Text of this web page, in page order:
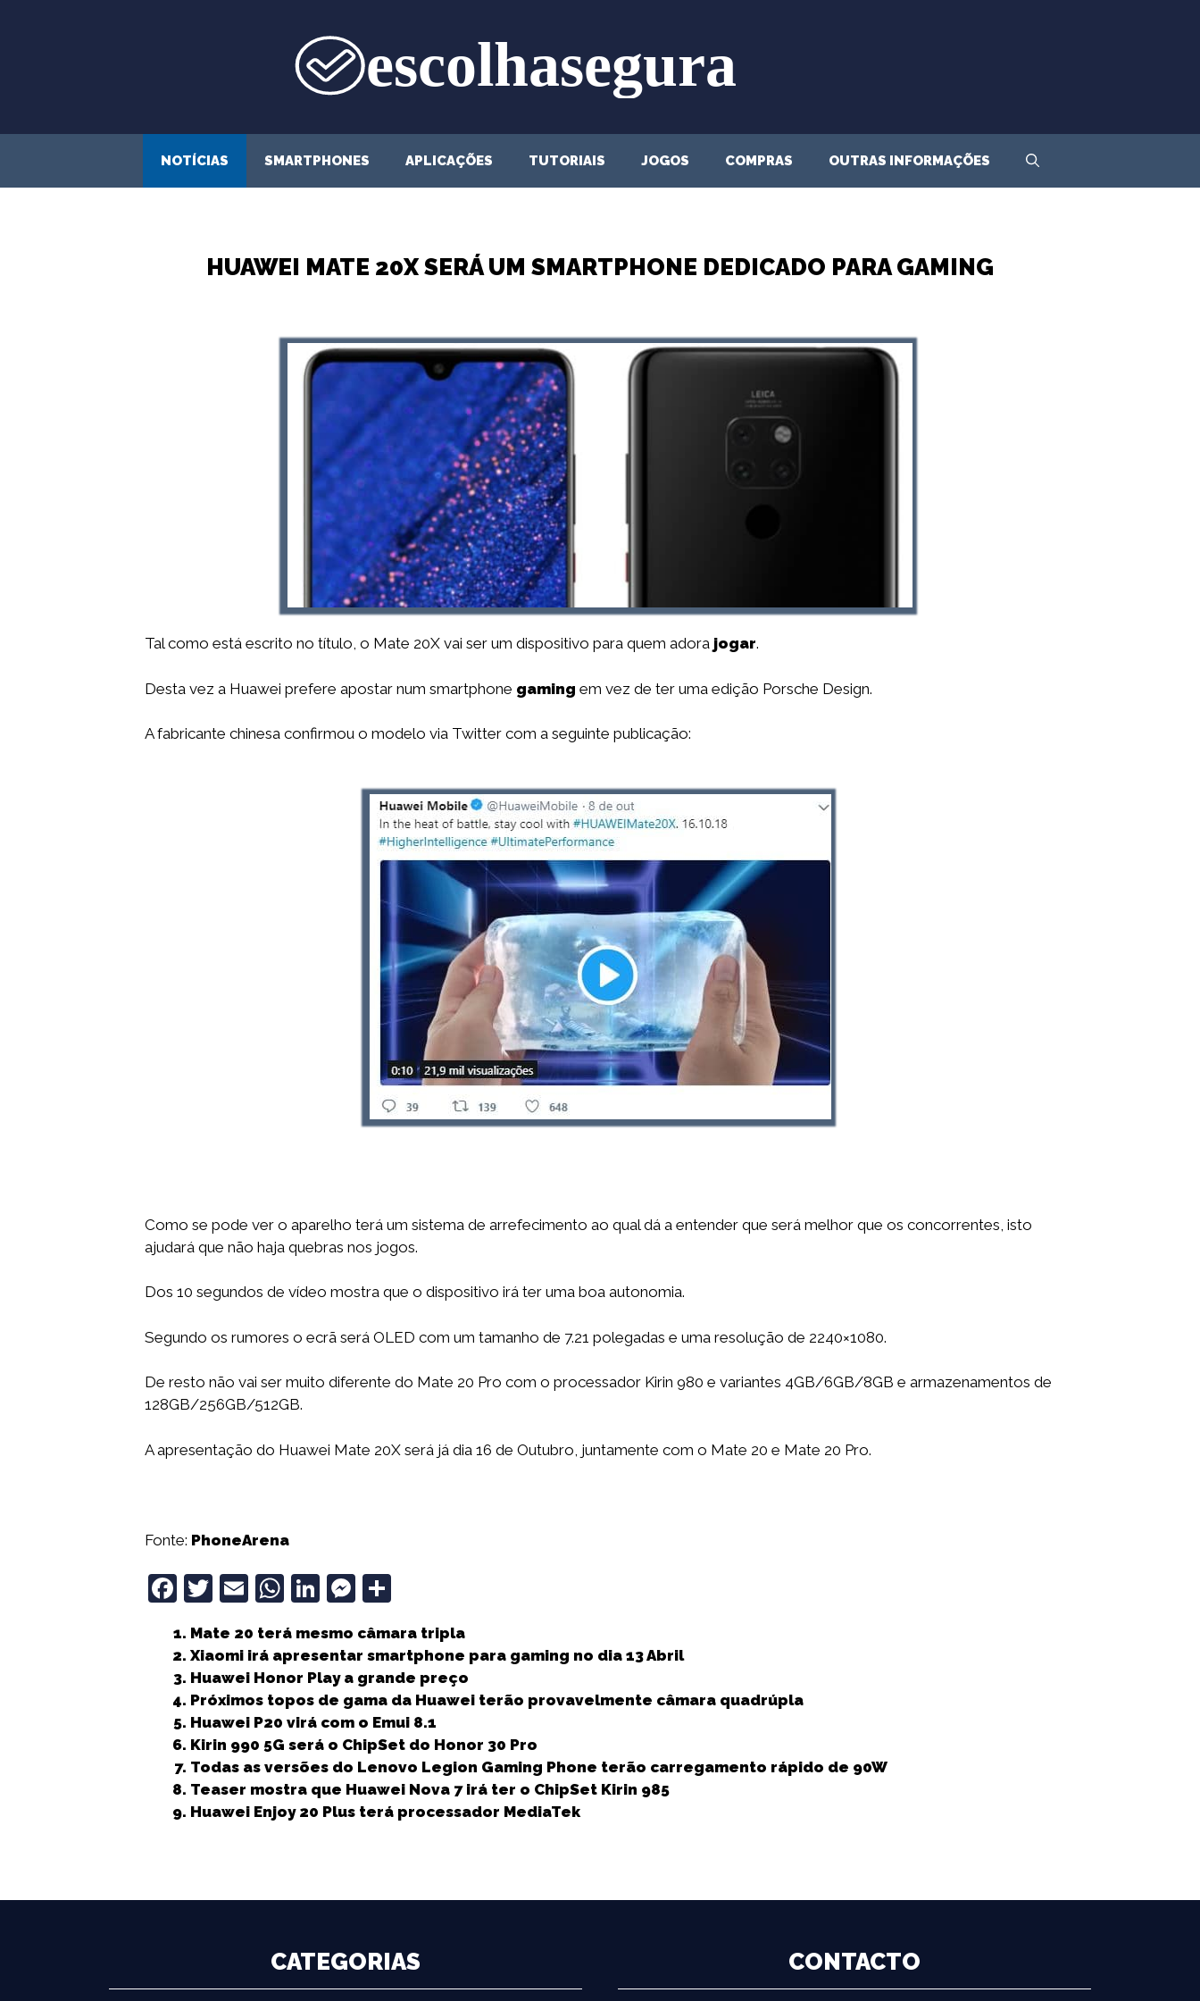
NOTÍCIAS SMARTPHONES APLICAÇÕES TUTORIAIS JOGOS COMPRAS OUTRAS INFORMAÇÕES
HUAWEI MATE 20X SERÁ UM SMARTPHONE DEDICADO PARA GAMING
Tal como está escrito no título, o Mate 20X vai ser um dispositivo para quem adora jogar.
Desta vez a Huawei prefere apostar num smartphone gaming em vez de ter uma edição Porsche Design.
A fabricante chinesa confirmou o modelo via Twitter com a seguinte publicação:
Como se pode ver o aparelho terá um sistema de arrefecimento ao qual dá a entender que será melhor que os concorrentes, isto
ajudará que não haja quebras nos jogos.
Dos 10 segundos de vídeo mostra que o dispositivo irá ter uma boa autonomia.
Segundo os rumores o ecrã será OLED com um tamanho de 7.21 polegadas e uma resolução de 2240×1080.
De resto não vai ser muito diferente do Mate 20 Pro com o processador Kirin 980 e variantes 4GB/6GB/8GB e armazenamentos de
128GB/256GB/512GB.
A apresentação do Huawei Mate 20X será já dia 16 de Outubro, juntamente com o Mate 20 e Mate 20 Pro.
Fonte: PhoneArena
F
c
e
b
o
o
k
T
it
t
e
r
E
ai
l
W
a
ts
A
p
p
Li
k
e
dI
n
M
ss
e
n
g
e
r
a
r
e
Mate 20 terá mesmo câmara tripla
Xiaomi irá apresentar smartphone para gaming no dia 13 Abril
Huawei Honor Play a grande preço
Próximos topos de gama da Huawei terão provavelmente câmara quadrúpla
Huawei P20 virá com o Emui 8.1
Kirin 990 5G será o ChipSet do Honor 30 Pro
Todas as versões do Lenovo Legion Gaming Phone terão carregamento rápido de 90W
Teaser mostra que Huawei Nova 7 irá ter o ChipSet Kirin 985
Huawei Enjoy 20 Plus terá processador MediaTek
CATEGORIAS CONTACTO